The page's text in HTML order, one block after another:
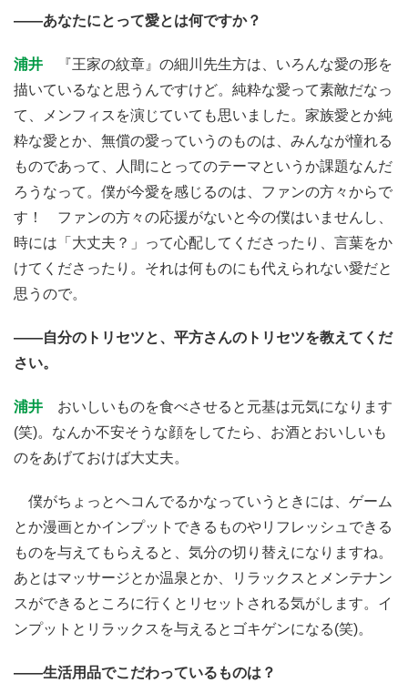
――あなたにとって愛とは何ですか？
浦井 『王家の紋章』の細川先生方は、いろんな愛の形を
描いているなと思うんですけど。純粋な愛って素敵だなっ
て、メンフィスを演じていても思いました。家族愛とか純
粋な愛とか、無償の愛っていうのものは、みんなが憧れる
ものであって、人間にとってのテーマというか課題なんだ
ろうなって。僕が今愛を感じるのは、ファンの方々からで
す！ ファンの方々の応援がないと今の僕はいませんし、
時には「大丈夫？」って心配してくださったり、言葉をか
けてくださったり。それは何ものにも代えられない愛だと
思うので。
――自分のトリセツと、平方さんのトリセツを教えてくだ
さい。
浦井 おいしいものを食べさせると元基は元気になります
(笑)。なんか不安そうな顔をしてたら、お酒とおいしいも
のをあげておけば大丈夫。
僕がちょっとヘコんでるかなっていうときには、ゲーム
とか漫画とかインプットできるものやリフレッシュできる
ものを与えてもらえると、気分の切り替えになりますね。
あとはマッサージとか温泉とか、リラックスとメンテナン
スができるところに行くとリセットされる気がします。イ
ンプットとリラックスを与えるとゴキゲンになる(笑)。
――生活用品でこだわっているものは？